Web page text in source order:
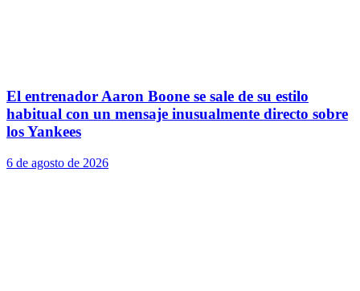
El entrenador Aaron Boone se sale de su estilo
habitual con un mensaje inusualmente directo sobre
los Yankees
6 de agosto de 2026